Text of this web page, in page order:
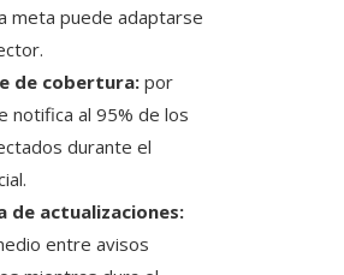
meta puede adaptarse
de cobertura: por
notifica al 95% de los
durante el
de actualizaciones:
entre avisos